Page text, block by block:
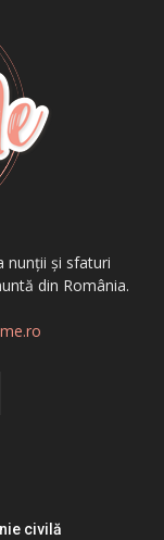
nunții și sfaturi
din România.
civilă